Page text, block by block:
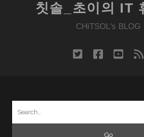
칫솔_초이의 IT
CHiTSOL's BLOG
twitterfacebook